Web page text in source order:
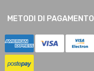
METODI DI PAGAMENTO